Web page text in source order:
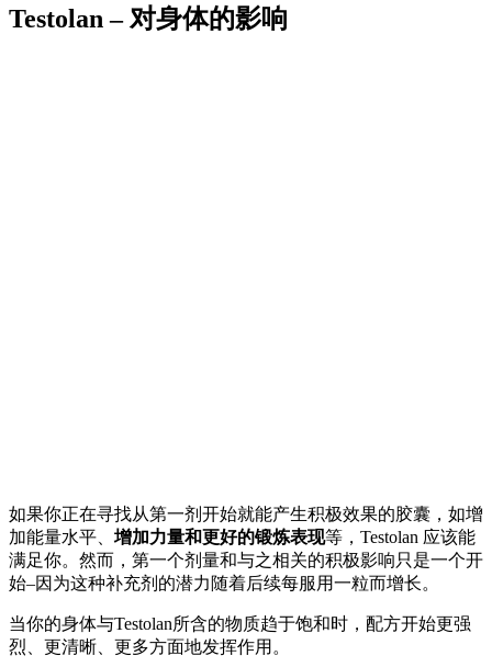
Testolan – 对身体的影响
如果你正在寻找从第一剂开始就能产生积极效果的胶囊，如增
加能量水平、 增加力量和更好的锻炼表现等，Testolan 应该能
满足你。然而，第一个剂量和与之相关的积极影响只是一个开
始–因为这种补充剂的潜力随着后续每服用一粒而增长。
当你的身体与Testolan所含的物质趋于饱和时，配方开始更强
烈、更清晰、更多方面地发挥作用。